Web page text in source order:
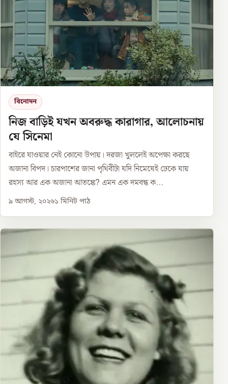
বিনোদন
নিজ বাড়িই যখন অবরুদ্ধ কারাগার, আলোচনায়
যে সিনেমা
বাইরে যাওয়ার নেই কোনো উপায়। দরজা খুললেই অপেক্ষা করছে
অজানা বিপদ। চারপাশের জানা পৃথিবীটা যদি নিমেষেই ঢেকে যায়
রহস্য আর এক অজানা আতঙ্কে? এমন এক দমবন্ধ ক...
৯ আগস্ট, ২০২৬১ মিনিট পাঠ